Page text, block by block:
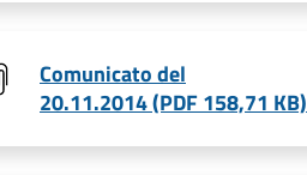
Comunicato del
20.11.2014 (PDF 158,71 KB)